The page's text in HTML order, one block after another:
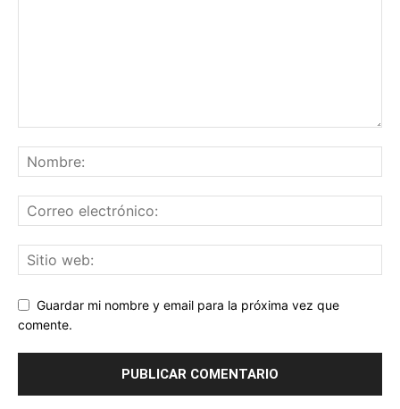
Guardar mi nombre y email para la próxima vez que
comente.